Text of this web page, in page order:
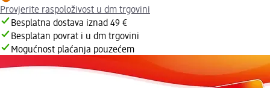
Provjerite raspoloživost u dm trgovini
Besplatna dostava iznad 49 €
Besplatan povrat i u dm trgovini
Mogućnost plaćanja pouzećem